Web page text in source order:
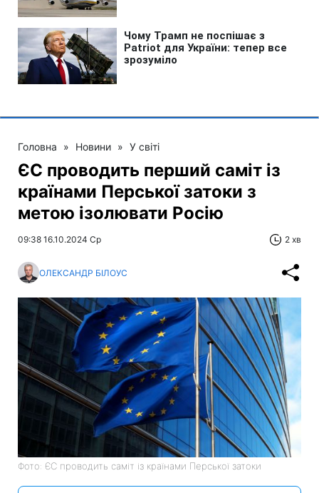
Головна » Новини » У світі
ЄС проводить перший саміт із
країнами Перської затоки з
метою ізолювати Росію
09:38 16.10.2024 Ср 2 хв
ОЛЕКСАНДР БІЛОУС
Фото: ЄС проводить саміт із країнами Перської затоки